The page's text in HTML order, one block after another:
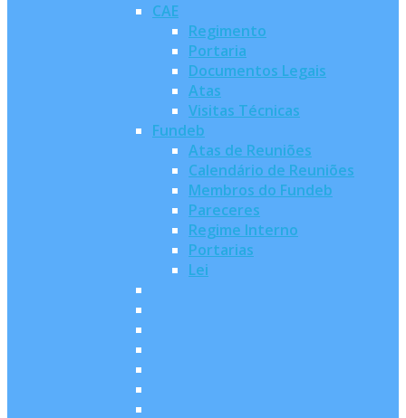
CAE
Regimento
Portaria
Documentos Legais
Atas
Visitas Técnicas
Fundeb
Atas de Reuniões
Calendário de Reuniões
Membros do Fundeb
Pareceres
Regime Interno
Portarias
Lei